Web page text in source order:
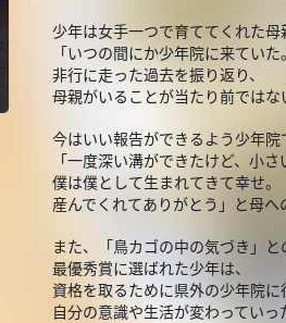
少年は女手一つで育ててくれた母
「いつの間にか少年院に来てい
非行に走った過去を振り返り、
母親がいることが当たり前ではな
今はいい報告ができるよう少年院
「一度深い溝ができたけど、小
僕は僕として生まれてきて幸せ。
産んでくれてありがとう」と母へ
また、「鳥カゴの中の気づき」と
最優秀賞に選ばれた少年は、
資格を取るために県外の少年院に
自分の意識や生活が変わっていっ